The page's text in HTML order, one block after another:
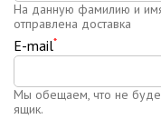
На данную фамилию и
отправлена доставка
E-mail*
Мы обещаем, что не
ящик.